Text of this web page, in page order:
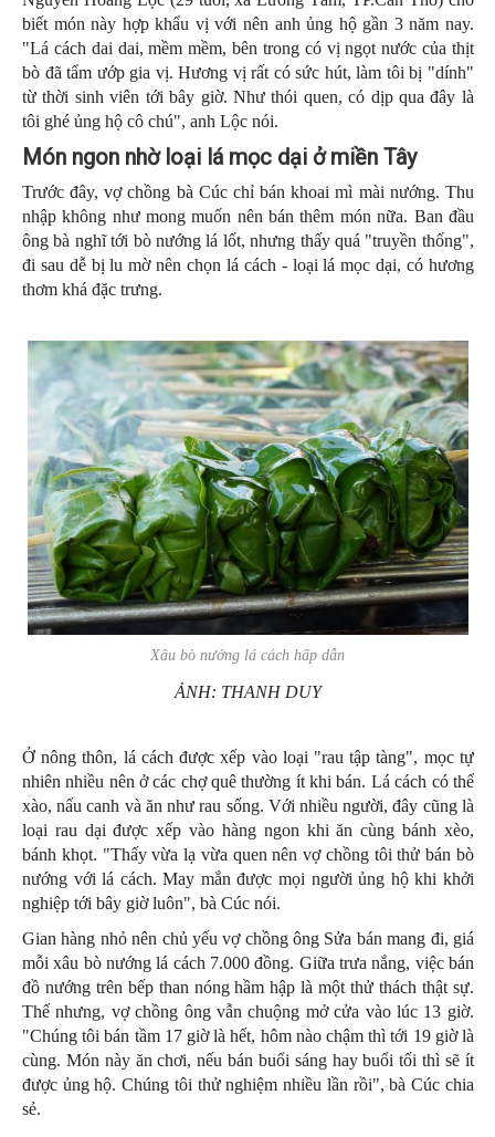
biết món này hợp khẩu vị với nên anh ủng hộ gần 3 năm nay.
"Lá cách dai dai, mềm mềm, bên trong có vị ngọt nước của thịt
bò đã tẩm ướp gia vị. Hương vị rất có sức hút, làm tôi bị "dính"
từ thời sinh viên tới bây giờ. Như thói quen, có dịp qua đây là
tôi ghé ủng hộ cô chú", anh Lộc nói.
Món ngon nhờ loại lá mọc dại ở miền Tây
Trước đây, vợ chồng bà Cúc chỉ bán khoai mì mài nướng. Thu
nhập không như mong muốn nên bán thêm món nữa. Ban đầu
ông bà nghĩ tới bò nướng lá lốt, nhưng thấy quá "truyền thống",
đi sau dễ bị lu mờ nên chọn lá cách - loại lá mọc dại, có hương
thơm khá đặc trưng.
Xâu bò nướng lá cách hấp dẫn
ẢNH: THANH DUY
Ở nông thôn, lá cách được xếp vào loại "rau tập tàng", mọc tự
nhiên nhiều nên ở các chợ quê thường ít khi bán. Lá cách có thể
xào, nấu canh và ăn như rau sống. Với nhiều người, đây cũng là
loại rau dại được xếp vào hàng ngon khi ăn cùng bánh xèo,
bánh khọt. "Thấy vừa lạ vừa quen nên vợ chồng tôi thử bán bò
nướng với lá cách. May mắn được mọi người ủng hộ khi khởi
nghiệp tới bây giờ luôn", bà Cúc nói.
Gian hàng nhỏ nên chủ yếu vợ chồng ông Sửa bán mang đi, giá
mỗi xâu bò nướng lá cách 7.000 đồng. Giữa trưa nắng, việc bán
đồ nướng trên bếp than nóng hầm hập là một thử thách thật sự.
Thế nhưng, vợ chồng ông vẫn chuộng mở cửa vào lúc 13 giờ.
"Chúng tôi bán tầm 17 giờ là hết, hôm nào chậm thì tới 19 giờ là
cùng. Món này ăn chơi, nếu bán buổi sáng hay buổi tối thì sẽ ít
được ủng hộ. Chúng tôi thử nghiệm nhiều lần rồi", bà Cúc chia
sẻ.